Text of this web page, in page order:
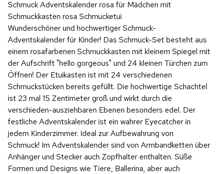
Schmuck Adventskalender rosa für Mädchen mit
Schmuckkasten rosa Schmucketui
Wunderschöner und hochwertiger Schmuck-
Adventskalender für Kinder! Das Schmuck-Set besteht aus
einem rosafarbenen Schmuckkasten mit kleinem Spiegel mit
der Aufschrift "hello gorgeous" und 24 kleinen Türchen zum
Öffnen! Der Etuikasten ist mit 24 verschiedenen
Schmuckstücken bereits gefüllt. Die hochwertige Schachtel
ist 23 mal 15 Zentimeter groß und wirkt durch die
verschieden-ausziehbaren Ebenen besonders edel. Der
festliche Adventskalender ist ein wahrer Eyecatcher in
jedem Kinderzimmer. Ideal zur Aufbewahrung von
Schmuck! Im Adventskalender sind von Armbandketten über
Anhänger und Stecker auch Zopfhalter enthalten. Süße
Formen und Designs wie Tiere, Ballerina, aber auch